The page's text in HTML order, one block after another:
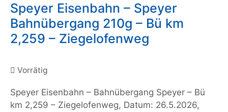
Speyer Eisenbahn – Speyer
Bahnübergang 210g – Bü km
2,259 – Ziegelofenweg
Vorrätig
Speyer Eisenbahn – Bahnübergang Speyer – Bü
km 2,259 – Ziegelofenweg, Datum: 26.5.2026,